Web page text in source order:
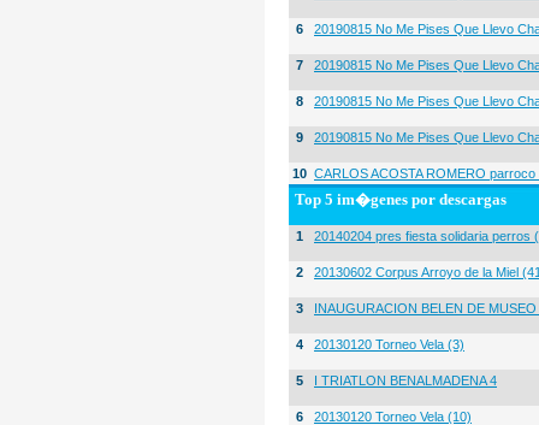
6 20190815 No Me Pises Que Llevo
7 20190815 No Me Pises Que Llevo
8 20190815 No Me Pises Que Llevo
9 20190815 No Me Pises Que Llevo
10 CARLOS ACOSTA ROMERO
Top 5 im�genes por descargas
1 20140204 pres fiesta solidaria perros
2 20130602 Corpus Arroyo de la Miel
3 INAUGURACION BELEN DE
4 20130120 Torneo Vela (3)
5 I TRIATLON BENALMADENA 4
6 20130120 Torneo Vela (10)